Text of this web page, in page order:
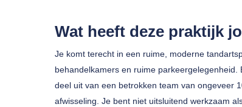
Wat heeft deze praktijk
Je komt terecht in een ruime, moderne
behandelkamers en ruime
deel uit van een betrokken team van ongeveer
afwisseling. Je bent niet uitsluitend werkzaam